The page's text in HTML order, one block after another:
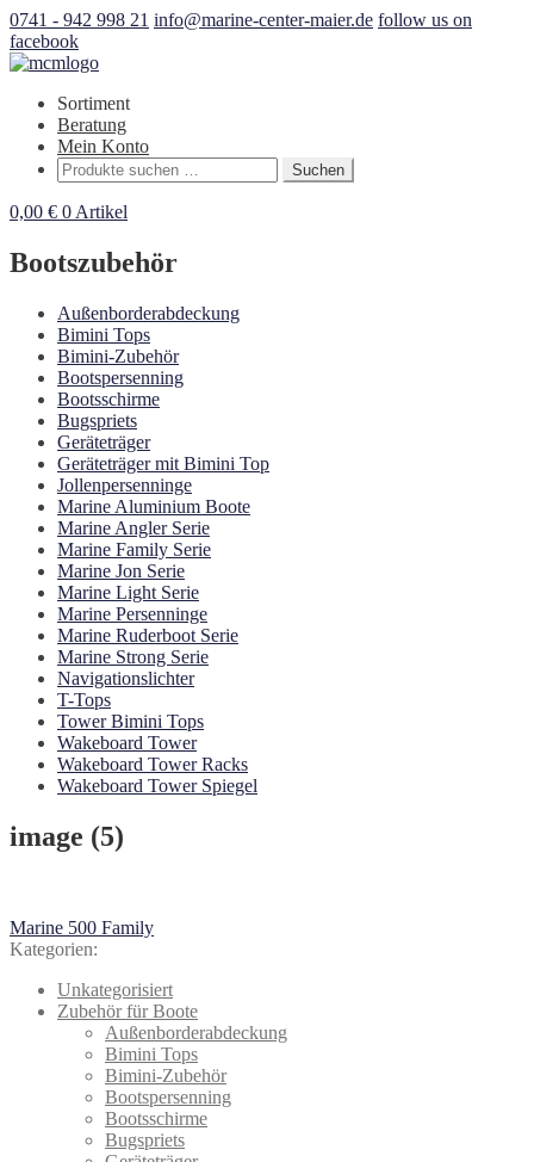
0741 - 942 998 21 info@marine-center-maier.de follow us on
facebook
Sortiment
Beratung
Mein Konto
Suchen
nach:
Suchen
0,00 € 0 Artikel
Bootszubehör
Außenborderabdeckung
Bimini Tops
Bimini-Zubehör
Bootspersenning
Bootsschirme
Bugspriets
Geräteträger
Geräteträger mit Bimini Top
Jollenpersenninge
Marine Aluminium Boote
Marine Angler Serie
Marine Family Serie
Marine Jon Serie
Marine Light Serie
Marine Persenninge
Marine Ruderboot Serie
Marine Strong Serie
Navigationslichter
T-Tops
Tower Bimini Tops
Wakeboard Tower
Wakeboard Tower Racks
Wakeboard Tower Spiegel
image (5)
Beitragsnavigation
Vorheriger
Beitrag:
Marine 500 Family
Kategorien:
Unkategorisiert
Zubehör für Boote
Außenborderabdeckung
Bimini Tops
Bimini-Zubehör
Bootspersenning
Bootsschirme
Bugspriets